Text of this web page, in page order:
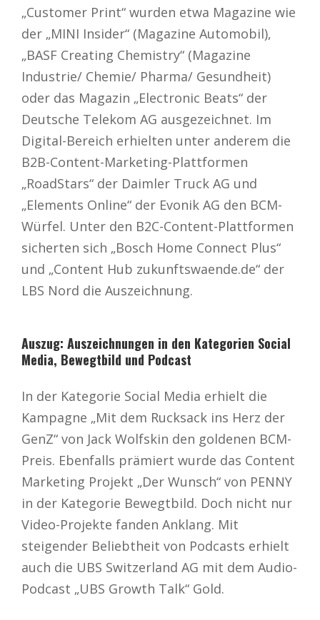
„Customer Print“ wurden etwa Magazine wie
der „MINI Insider“ (Magazine Automobil),
„BASF Creating Chemistry“ (Magazine
Industrie/ Chemie/ Pharma/ Gesundheit)
oder das Magazin „Electronic Beats“ der
Deutsche Telekom AG ausgezeichnet. Im
Digital-Bereich erhielten unter anderem die
B2B-Content-Marketing-Plattformen
„RoadStars“ der Daimler Truck AG und
„Elements Online“ der Evonik AG den BCM-
Würfel. Unter den B2C-Content-Plattformen
sicherten sich „Bosch Home Connect Plus“
und „Content Hub zukunftswaende.de“ der
LBS Nord die Auszeichnung.
Auszug: Auszeichnungen in den Kategorien Social
Media, Bewegtbild und Podcast
In der Kategorie Social Media erhielt die
Kampagne „Mit dem Rucksack ins Herz der
GenZ“ von Jack Wolfskin den goldenen BCM-
Preis. Ebenfalls prämiert wurde das Content
Marketing Projekt „Der Wunsch“ von PENNY
in der Kategorie Bewegtbild. Doch nicht nur
Video-Projekte fanden Anklang. Mit
steigender Beliebtheit von Podcasts erhielt
auch die UBS Switzerland AG mit dem Audio-
Podcast „UBS Growth Talk“ Gold.